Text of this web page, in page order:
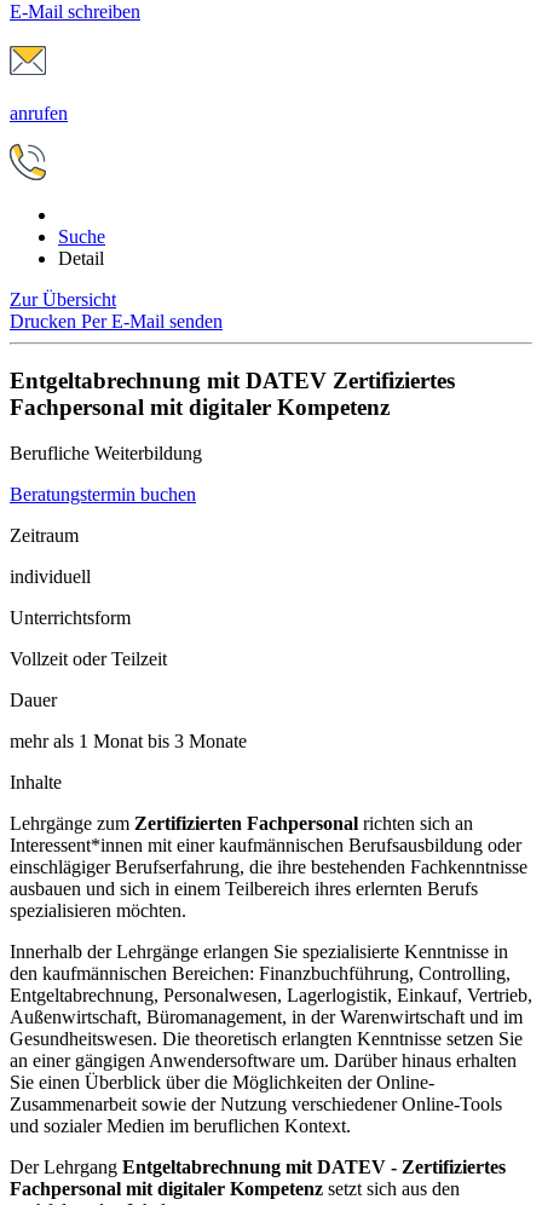
E-Mail schreiben
anrufen
Suche
Detail
Zur Übersicht
Drucken Per E-Mail senden
Entgeltabrechnung mit DATEV Zertifiziertes
Fachpersonal mit digitaler Kompetenz
Berufliche Weiterbildung
Beratungstermin buchen
Zeitraum
individuell
Unterrichtsform
Vollzeit oder Teilzeit
Dauer
mehr als 1 Monat bis 3 Monate
Inhalte
Lehrgänge zum Zertifizierten Fachpersonal richten sich an
Interessent*innen mit einer kaufmännischen Berufsausbildung oder
einschlägiger Berufserfahrung, die ihre bestehenden Fachkenntnisse
ausbauen und sich in einem Teilbereich ihres erlernten Berufs
spezialisieren möchten.
Innerhalb der Lehrgänge erlangen Sie spezialisierte Kenntnisse in
den kaufmännischen Bereichen: Finanzbuchführung, Controlling,
Entgeltabrechnung, Personalwesen, Lagerlogistik, Einkauf, Vertrieb,
Außenwirtschaft, Büromanagement, in der Warenwirtschaft und im
Gesundheitswesen. Die theoretisch erlangten Kenntnisse setzen Sie
an einer gängigen Anwendersoftware um. Darüber hinaus erhalten
Sie einen Überblick über die Möglichkeiten der Online-
Zusammenarbeit sowie der Nutzung verschiedener Online-Tools
und sozialer Medien im beruflichen Kontext.
Der Lehrgang Entgeltabrechnung mit DATEV - Zertifiziertes
Fachpersonal mit digitaler Kompetenz setzt sich aus den